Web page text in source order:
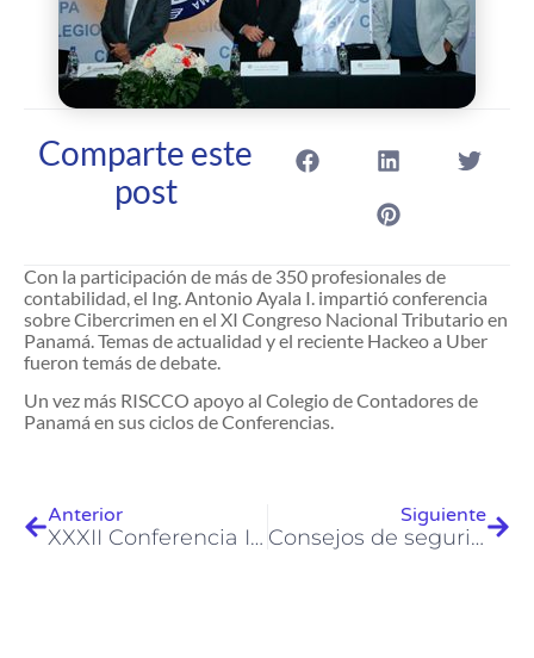
Comparte este
post
Con la participación de más de 350 profesionales de
contabilidad, el Ing. Antonio Ayala I. impartió conferencia
sobre Cibercrimen en el XI Congreso Nacional Tributario en
Panamá. Temas de actualidad y el reciente Hackeo a Uber
fueron temás de debate.
Un vez más RISCCO apoyo al Colegio de Contadores de
Panamá en sus ciclos de Conferencias.
Anterior
XXXII Conferencia Interamericana de Contabilidad
Siguiente
Consejos de seguridad: Redes Inalámbricas